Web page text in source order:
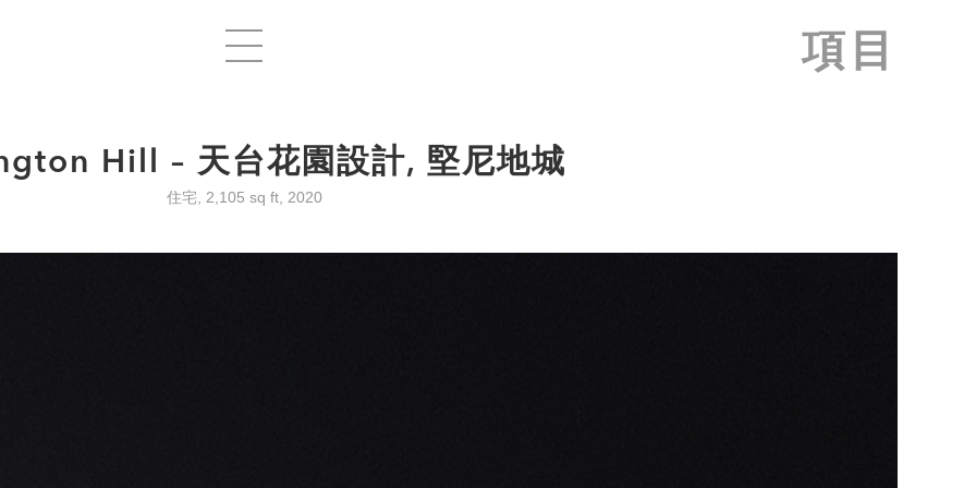
項目
Hill – 天台花園設計, 堅尼地城
住宅, 2,105 sq ft, 2020